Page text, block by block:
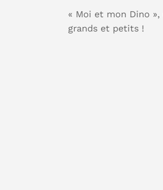
« Moi et mon Dino
grands et petits !